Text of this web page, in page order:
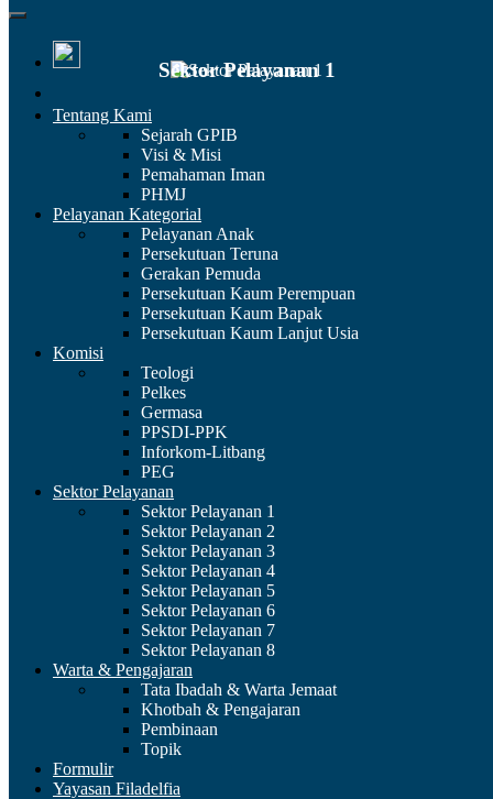
Tentang Kami
Sejarah GPIB
Visi & Misi
Pemahaman Iman
PHMJ
Pelayanan Kategorial
Pelayanan Anak
Persekutuan Teruna
Gerakan Pemuda
Persekutuan Kaum Perempuan
Persekutuan Kaum Bapak
Persekutuan Kaum Lanjut Usia
Komisi
Teologi
Pelkes
Germasa
PPSDI-PPK
Inforkom-Litbang
PEG
Sektor Pelayanan
Sektor Pelayanan 1
Sektor Pelayanan 2
Sektor Pelayanan 3
Sektor Pelayanan 4
Sektor Pelayanan 5
Sektor Pelayanan 6
Sektor Pelayanan 7
Sektor Pelayanan 8
Warta & Pengajaran
Tata Ibadah & Warta Jemaat
Khotbah & Pengajaran
Pembinaan
Topik
Formulir
Yayasan Filadelfia
Sektor Pelayanan 1
KOORDINATOR
Maykell Ganda
Pnt.
Jonathan
David
Nandana
Pojoh
Wendy
Frenica
Sufiato
Wakil
Korsek
SUSUNAN PRESBITER
2022 - 2027
DIAKEN:
Dkn.
Melinda
Risma
Sasmicha
Pojoh
Dkn. Ricke
Dorthea
Tobogu-
Rindorindo
Dkn.
Wendy